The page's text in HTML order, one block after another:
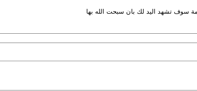
سوف تشهد اليد لك بان سبحت الله بها